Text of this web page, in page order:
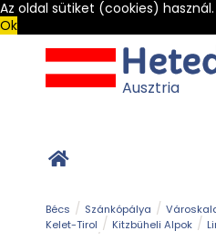
Az oldal sütiket (cookies)
Ok
Ausztria
Bécs Szánkópálya
Kelet-Tirol
Kitzbüheli Alpok